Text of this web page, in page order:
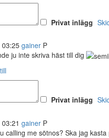
Privat inlägg
gainer P
ju inte skriva häst till dig
Privat inlägg
gainer P
calling me sötnos? Ska jag